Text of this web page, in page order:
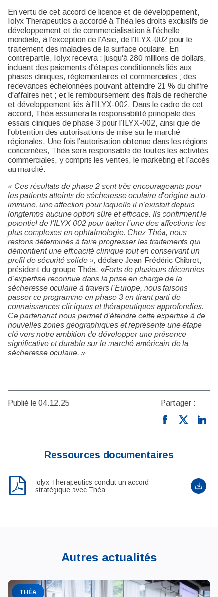
En vertu de cet accord de licence et de développement,
Iolyx Therapeutics a accordé à Théa les droits exclusifs de
développement et de commercialisation à l'échelle
mondiale, à l'exception de l'Asie, de l'ILYX-002 pour le
traitement des maladies de la surface oculaire. En
contrepartie, Iolyx recevra : jusqu'à 280 millions de dollars,
incluant des paiements d'étapes conditionnels liés aux
phases cliniques, réglementaires et commerciales ; des
redevances échelonnées pouvant atteindre 21 % du chiffre
d'affaires net ; et le remboursement des frais de recherche
et développement liés à l'ILYX-002. Dans le cadre de cet
accord, Théa assumera la responsabilité principale des
essais cliniques de phase 3 pour l’ILYX-002, ainsi que de
l’obtention des autorisations de mise sur le marché
régionales. Une fois l’autorisation obtenue dans les régions
concernées, Théa sera responsable de toutes les activités
commerciales, y compris les ventes, le marketing et l’accès
au marché.
« Ces résultats de phase 2 sont très encourageants pour
les patients atteints de sécheresse oculaire d’origine auto-
immune, une affection pour laquelle il n’existait depuis
longtemps aucune option sûre et efficace. Ils confirment le
potentiel de l’ILYX-002 pour traiter l’une des affections les
plus complexes en ophtalmologie. Chez Théa, nous
restons déterminés à faire progresser les traitements qui
démontrent une efficacité clinique tout en conservant un
profil de sécurité solide », déclare Jean-Frédéric Chibret,
président du groupe Théa. «Forts de plusieurs décennies
d’expertise reconnue dans la prise en charge de la
sécheresse oculaire à travers l’Europe, nous faisons
passer ce programme en phase 3 en tirant parti de
connaissances cliniques et thérapeutiques approfondies.
Ce partenariat nous permet d’étendre cette expertise à de
nouvelles zones géographiques et représente une étape
clé vers notre ambition de développer une présence
significative et durable sur le marché américain de la
sécheresse oculaire. »
Publié le 04.12.25 Partager :
Ressources documentaires
Iolyx Therapeutics conclut un accord
stratégique avec Théa
Autres actualités
THÉA